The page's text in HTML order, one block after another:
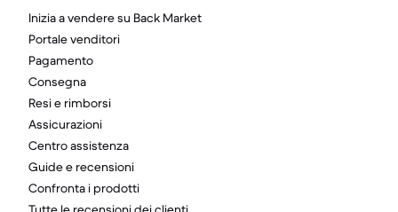
Inizia a vendere su Back Market
Portale venditori
Pagamento
Consegna
Resi e rimborsi
Assicurazioni
Centro assistenza
Guide e recensioni
Confronta i prodotti